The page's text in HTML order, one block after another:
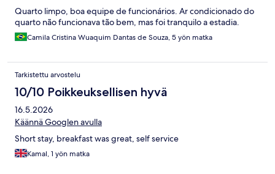
Quarto limpo, boa equipe de funcionários. Ar condicionado do
quarto não funcionava tão bem, mas foi tranquilo a estadia.
Camila Cristina Wuaquim Dantas de Souza, 5 yön matka
Tarkistettu arvostelu
10/10 Poikkeuksellisen hyvä
16.5.2026
Käännä Googlen avulla
Short stay, breakfast was great, self service
Kamal, 1 yön matka